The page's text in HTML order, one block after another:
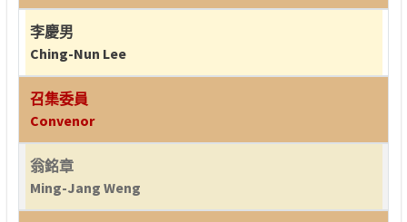
李慶男
Ching-Nun Lee
召集委員
Convenor
翁銘章
Ming-Jang Weng